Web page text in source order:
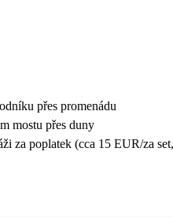
přes promenádu
mostu přes duny
za poplatek (cca 15 EUR/za